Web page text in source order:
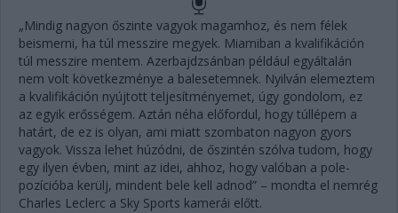
„Mindig nagyon őszinte vagyok magamhoz, és nem félek
beismerni, ha túl messzire megyek. Miamiban a kvalifikáción
túl messzire mentem. Azerbajdzsánban például egyáltalán
nem volt következménye a balesetemnek. Nyilván elemeztem
a kvalifikáción nyújtott teljesítményemet, úgy gondolom, ez
az egyik erősségem. Aztán néha előfordul, hogy túllépem a
határt, de ez is olyan, ami miatt szombaton nagyon gyors
vagyok. Vissza lehet húzódni, de őszintén szólva tudom, hogy
egy ilyen évben, mint az idei, ahhoz, hogy valóban a pole-
pozícióba kerülj, mindent bele kell adnod” – mondta el nemrég
Charles Leclerc a Sky Sports kamerái előtt.